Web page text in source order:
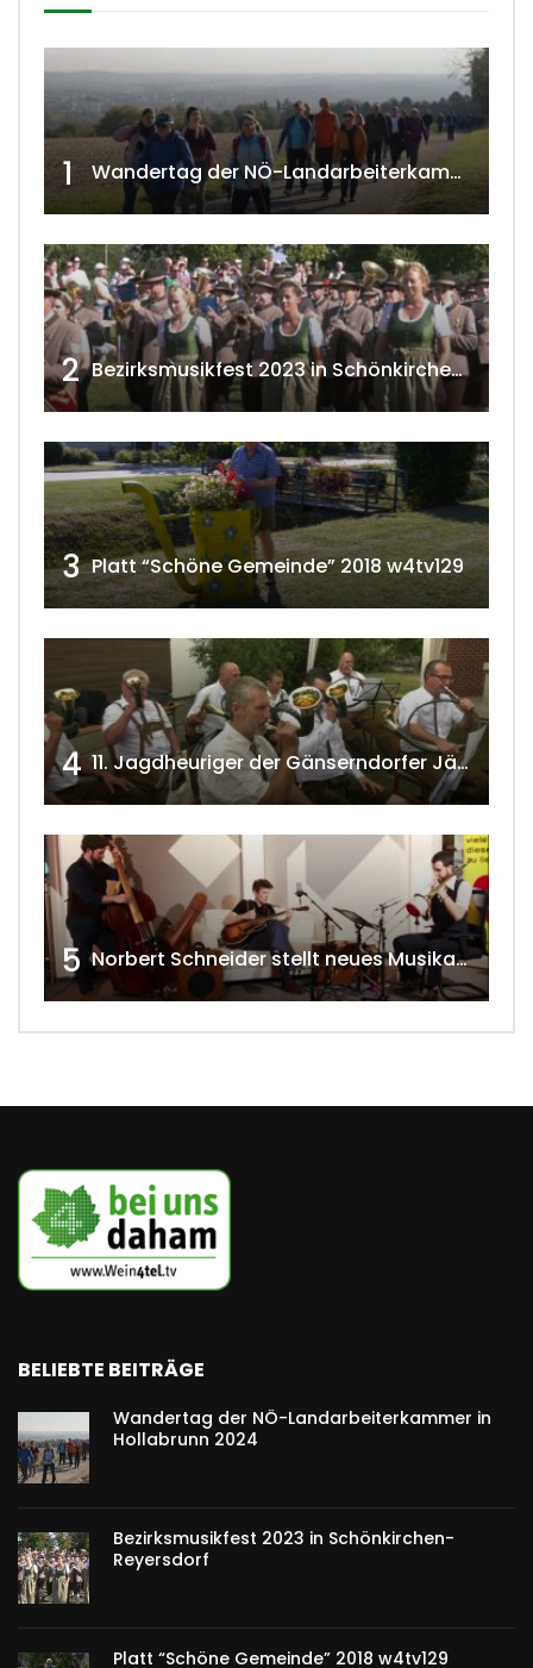
1 Wandertag der NÖ-Landarbeiterkammer in Hollabrunn 2024
2 Bezirksmusikfest 2023 in Schönkirchen-Reyersdorf
3 Platt “Schöne Gemeinde” 2018 w4tv129
4 11. Jagdheuriger der Gänserndorfer Jäger 2020 w4tv166
5 Norbert Schneider stellt neues Musikalbum vor 2020 w4tv168
BELIEBTE BEITRÄGE
Wandertag der NÖ-Landarbeiterkammer in
Hollabrunn 2024
Bezirksmusikfest 2023 in Schönkirchen-
Reyersdorf
Platt “Schöne Gemeinde” 2018 w4tv129